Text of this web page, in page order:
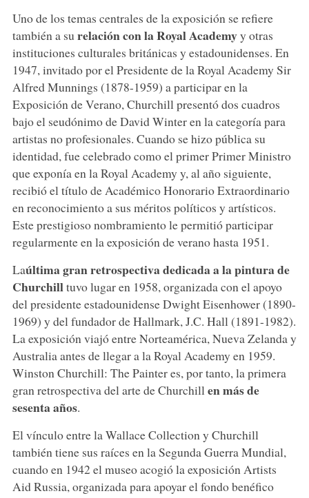
Uno de los temas centrales de la exposición se refiere
también a surelación con la Royal Academyy otras
instituciones culturales británicas y estadounidenses. En
1947, invitado por el Presidente de la Royal Academy Sir
Alfred Munnings (1878-1959) a participar en la
Exposición de Verano, Churchill presentó dos cuadros
bajo el seudónimo de David Winter en la categoría para
artistas no profesionales. Cuando se hizo pública su
identidad, fue celebrado como el primer Primer Ministro
que exponía en la Royal Academy y, al año siguiente,
recibió el título de Académico Honorario Extraordinario
en reconocimiento a sus méritos políticos y artísticos.
Este prestigioso nombramiento le permitió participar
regularmente en la exposición de verano hasta 1951.
Laúltima gran retrospectiva dedicada a la pintura de
Churchilltuvo lugar en 1958, organizada con el apoyo
del presidente estadounidense Dwight Eisenhower (1890-
1969) y del fundador de Hallmark, J.C. Hall (1891-1982).
La exposición viajó entre Norteamérica, Nueva Zelanda y
Australia antes de llegar a la Royal Academy en 1959.
Winston Churchill: The Painter es, por tanto, la primera
gran retrospectiva del arte de Churchillen más de
sesenta años.
El vínculo entre la Wallace Collection y Churchill
también tiene sus raíces en la Segunda Guerra Mundial,
cuando en 1942 el museo acogió la exposición Artists
Aid Russia, organizada para apoyar el fondo benéfico